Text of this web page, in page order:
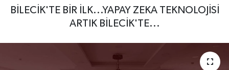
BİLECİK'TE BİR İLK...YAPAY ZEKA TEKNOLOJİSİ
ARTIK BİLECİK'TE...
Tüm Manşetler
Son Dakika Haberleri